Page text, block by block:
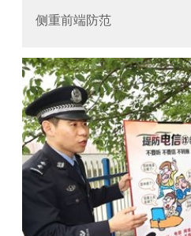
侧重前端防范